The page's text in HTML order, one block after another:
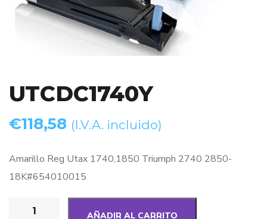
UTCDC1740Y
€118,58 (I.V.A. incluido)
Amarillo Reg Utax 1740,1850 Triumph 2740 2850-
18K#654010015
AÑADIR AL CARRITO